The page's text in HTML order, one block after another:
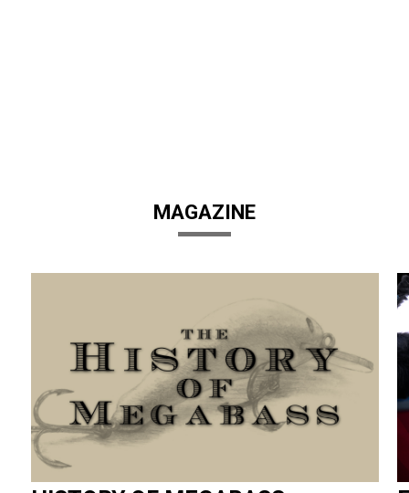
MAGAZINE